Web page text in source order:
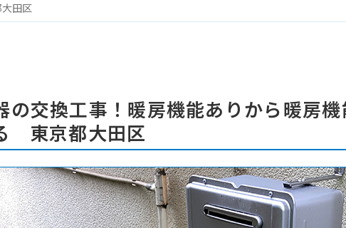
田区
の交換工事！暖房機能ありから暖房
東京都大田区